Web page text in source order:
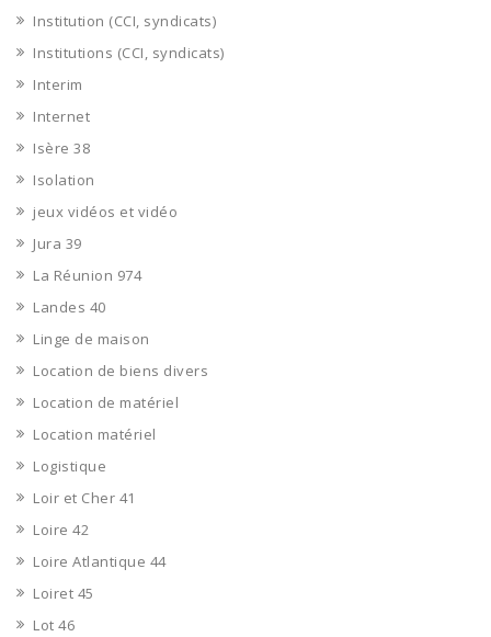
Institution (CCI, syndicats)
Institutions (CCI, syndicats)
Interim
Internet
Isère 38
Isolation
jeux vidéos et vidéo
Jura 39
La Réunion 974
Landes 40
Linge de maison
Location de biens divers
Location de matériel
Location matériel
Logistique
Loir et Cher 41
Loire 42
Loire Atlantique 44
Loiret 45
Lot 46